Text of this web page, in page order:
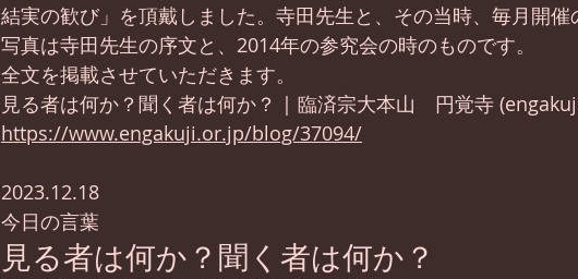
結実の歓び」を頂戴しました。寺田先生と、その当時、毎月開催
写真は寺田先生の序文と、2014年の参究会の時のものです。
全文を掲載させていただきます。
見る者は何か？聞く者は何か？ | 臨済宗大本山　円覚寺 (
https://www.engakuji.or.jp/blog/37094/
2023.12.18
今日の言葉
見る者は何か？聞く者は何か？